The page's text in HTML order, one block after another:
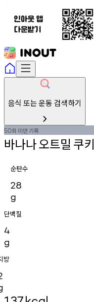
음식 또는 운동 검색하기
50회 미만기록
바나나오트밀 쿠키
순탄수
28
g
단백질
4
g
방